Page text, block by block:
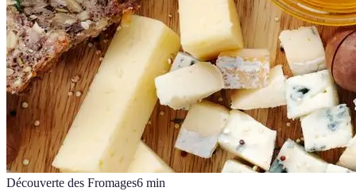
Découverte des Fromages6 min